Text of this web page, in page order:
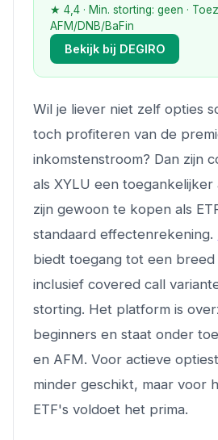
★ 4,4 · Min. storting: geen ·
AFM/DNB/BaFin
Bekijk bij DEGIRO
Wil je liever niet zelf opties
toch profiteren van de
inkomstenstroom? Dan zijn
als XYLU een toegankelijker
zijn gewoon te kopen als
standaard effectenrekening.
biedt toegang tot een breed
inclusief covered call
storting. Het platform is
beginners en staat onder
en AFM. Voor actieve
minder geschikt, maar voor
ETF's voldoet het prima.